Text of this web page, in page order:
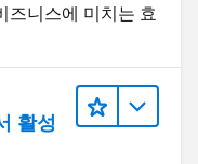
니스에 미치는 효
활성